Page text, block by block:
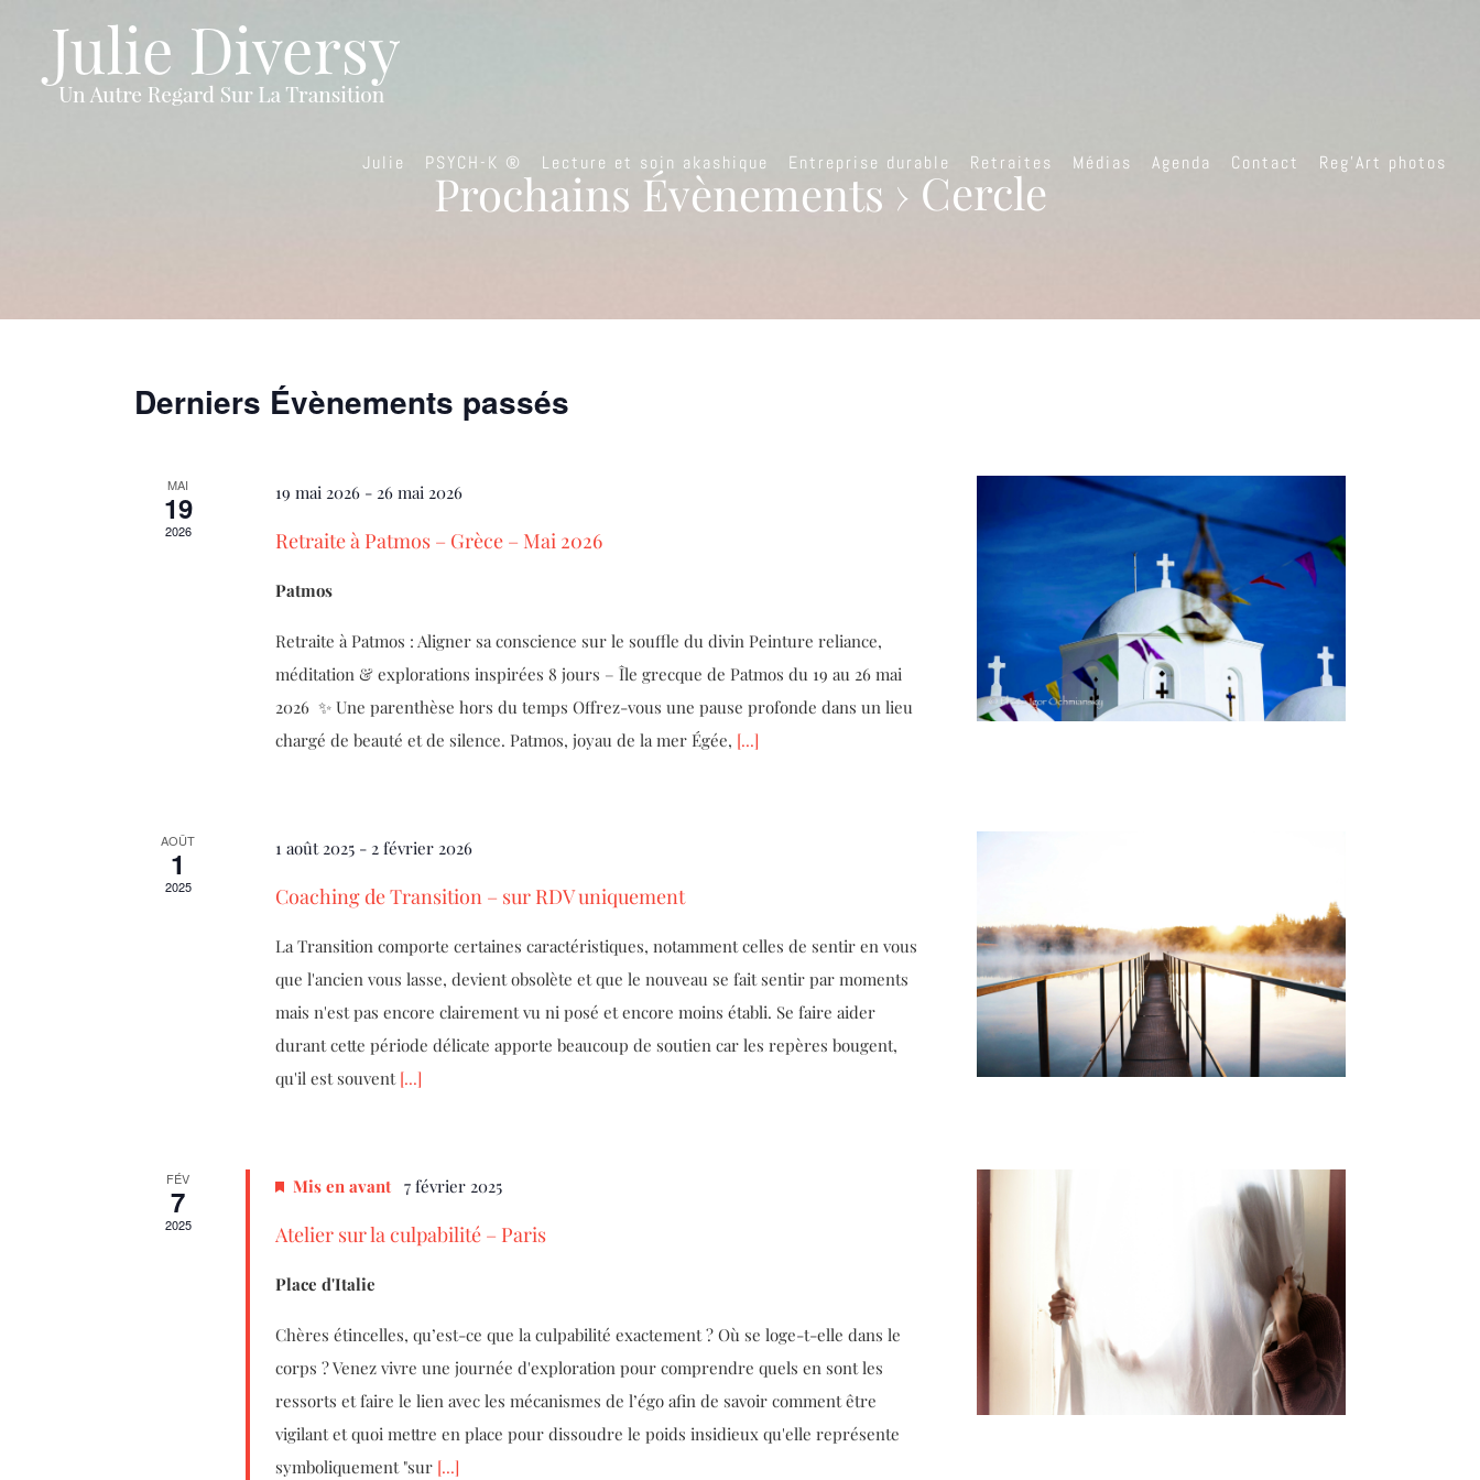
contenu
Julie PSYCH-K ® Lecture et soin akashique Entreprise durable Retraites Médias Agenda Contact Reg’Art photos
Prochains Évènements › Cercle
Derniers Évènements passés
MAI
19
2026
19 mai 2026- 26 mai 2026
Retraite à Patmos – Grèce – Mai 2026
Patmos
Retraite à Patmos : Aligner sa conscience sur le souffle du divin Peinture reliance,
méditation & explorations inspirées 8 jours – Île grecque de Patmos du 19 au 26 mai
2026 ✨ Une parenthèse hors du temps Offrez-vous une pause profonde dans un lieu
chargé de beauté et de silence. Patmos, joyau de la mer Égée, [...]
AOÛT
1
2025
1 août 2025- 2 février 2026
Coaching de Transition – sur RDV uniquement
La Transition comporte certaines caractéristiques, notamment celles de sentir en vous
que l'ancien vous lasse, devient obsolète et que le nouveau se fait sentir par moments
mais n'est pas encore clairement vu ni posé et encore moins établi. Se faire aider
durant cette période délicate apporte beaucoup de soutien car les repères bougent,
qu'il est souvent [...]
FÉV
7
2025
Mis en avant 7 février 2025
Atelier sur la culpabilité – Paris
Place d'Italie
Chères étincelles, qu’est-ce que la culpabilité exactement ? Où se loge-t-elle dans le
corps ? Venez vivre une journée d'exploration pour comprendre quels en sont les
ressorts et faire le lien avec les mécanismes de l’égo afin de savoir comment être
vigilant et quoi mettre en place pour dissoudre le poids insidieux qu'elle représente
symboliquement "sur [...]